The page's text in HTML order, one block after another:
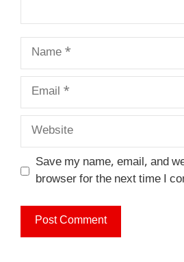
Name
Email
Website
Save my name, email, and
browser for the next time I